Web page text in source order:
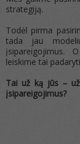
strategiją.
Todėl pirma
tada jau
įsipareigojimus.
leiskime tai
Tai už ką jūs –
įsipareigojimus?